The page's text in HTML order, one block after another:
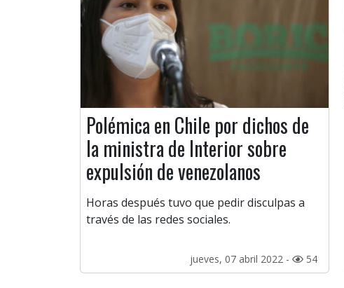
Polémica en Chile por dichos de
la ministra de Interior sobre
expulsión de venezolanos
Horas después tuvo que pedir disculpas a
través de las redes sociales.
jueves, 07 abril 2022 - 54